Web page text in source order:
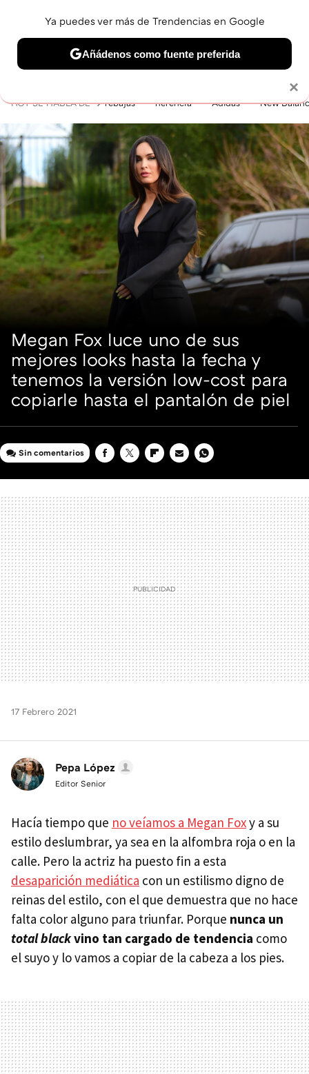
BELLEZA SHOPPING VIAJES GASTRO SNEAKERS
HOY SE HABLA DE rebajas herencia Adidas New
Megan Fox luce uno de sus
mejores looks hasta la fecha y
tenemos la versión low-cost para
copiarle hasta el pantalón de piel
Sin comentarios
17 Febrero 2021
Pepa López
Editor Senior
Hacía tiempo que no veíamos a Megan Foxy a su
estilo deslumbrar, ya sea en la alfombra roja o en la
calle. Pero la actriz ha puesto fin a esta
desaparición mediática con un estilismo digno de
reinas del estilo, con el que demuestra que no hace
falta color alguno para triunfar. Porque nunca un
total blackvino tan cargado de tendencia como
el suyo y lo vamos a copiar de la cabeza a los pies.
×
Ya puedes ver más de Trendencias en Google
Añádenos como fuente preferida